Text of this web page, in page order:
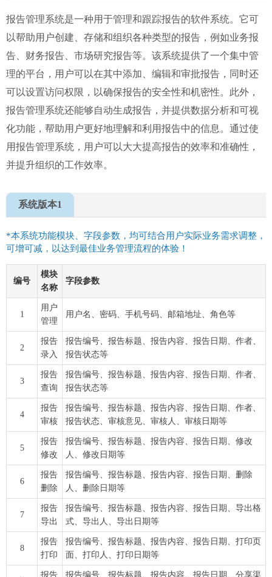
报告管理系统是一种用于管理和跟踪报告的软件系统。它可
以帮助用户创建、存储和组织各种类型的报告，例如业务报
告、财务报告、市场研究报告等。该系统提供了一个集中管
理的平台，用户可以在其中添加、编辑和审批报告，同时还
可以设置访问权限，以确保报告的安全性和机密性。此外，
报告管理系统还能够自动生成报告，并提供数据分析和可视
化功能，帮助用户更好地理解和利用报告中的信息。通过使
用报告管理系统，用户可以大大提高报告的效率和准确性，
并提升组织的工作效率。
系统版本1
*本系统功能模块、字段参数，均可结合用户实际业务需求调整，
可增可减，以达到最佳业务管理流程的体验！
编号
模块
名称
字段参数
1
用户
管理
用户名、密码、手机号码、邮箱地址、角色等
2
报告
录入
报告编号、报告标题、报告内容、报告日期、作者、
报告状态等
3
报告
查询
报告编号、报告标题、报告内容、报告日期、作者、
报告状态等
4
报告
审核
报告编号、报告标题、报告内容、报告日期、作者、
报告状态、审核意见、审核人、审核日期等
5
报告
修改
报告编号、报告标题、报告内容、报告日期、修改
人、修改日期等
6
报告
删除
报告编号、报告标题、报告内容、报告日期、删除
人、删除日期等
7
报告
导出
报告编号、报告标题、报告内容、报告日期、导出格
式、导出人、导出日期等
8
报告
打印
报告编号、报告标题、报告内容、报告日期、打印页
面、打印人、打印日期等
报告
报告编号、报告标题、报告内容、报告日期、分享渠